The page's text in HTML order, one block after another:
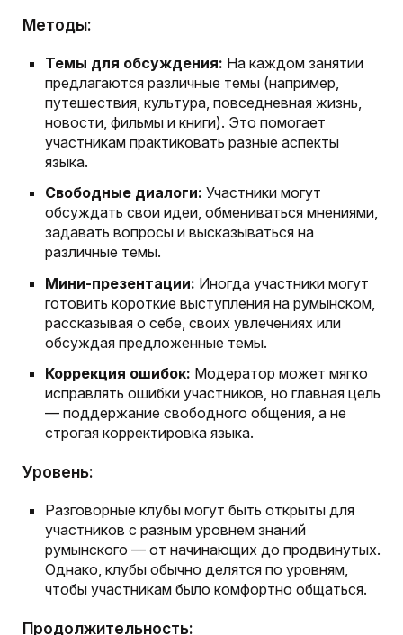
Методы:
Темы для обсуждения: На каждом занятии
предлагаются различные темы (например,
путешествия, культура, повседневная жизнь,
новости, фильмы и книги). Это помогает
участникам практиковать разные аспекты
языка.
Свободные диалоги: Участники могут
обсуждать свои идеи, обмениваться мнениями,
задавать вопросы и высказываться на
различные темы.
Мини-презентации: Иногда участники могут
готовить короткие выступления на румынском,
рассказывая о себе, своих увлечениях или
обсуждая предложенные темы.
Коррекция ошибок: Модератор может мягко
исправлять ошибки участников, но главная цель
— поддержание свободного общения, а не
строгая корректировка языка.
Уровень:
Разговорные клубы могут быть открыты для
участников с разным уровнем знаний
румынского — от начинающих до продвинутых.
Однако, клубы обычно делятся по уровням,
чтобы участникам было комфортно общаться.
Продолжительность: